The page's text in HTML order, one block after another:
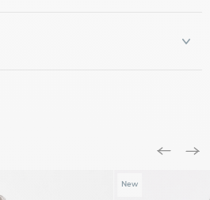
New